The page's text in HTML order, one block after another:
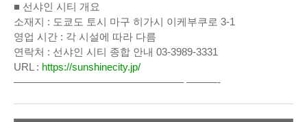
■ 선샤인 시티 개요
소재지 : 도쿄도 토시 마구 히가시 이케부쿠로 3-1
영업 시간 : 각 시설에 따라 다름
연락처 : 선샤인 시티 종합 안내 03-3989-3331
URL : https://sunshinecity.jp/
————————————————– ———-